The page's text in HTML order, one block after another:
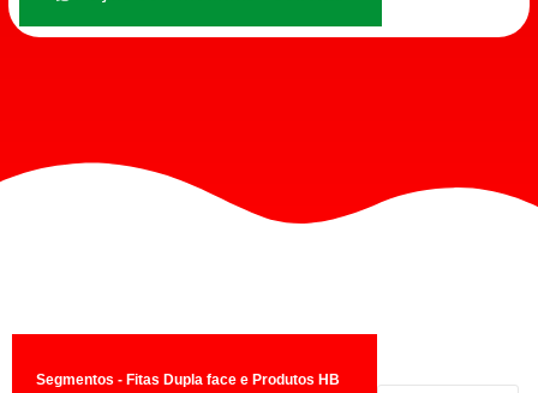
Segmentos - Fitas Dupla face e Produtos HB